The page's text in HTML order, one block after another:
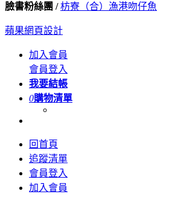
臉書粉絲團 /枋寮（合）漁港吻仔魚
蘋果網頁設計
加入會員
會員登入
我要結帳
0購物清單
回首頁
追蹤清單
會員登入
加入會員